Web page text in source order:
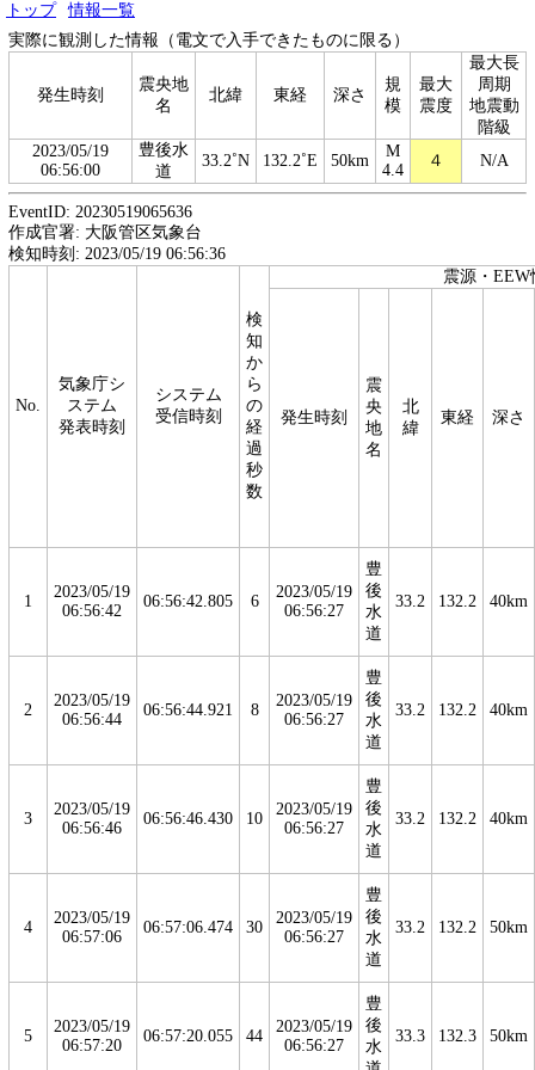
トップ
情報一覧
実際に観測した情報（電文で入手できたものに限る）
発生時刻
震央地
名
北緯 東経 深さ
規
模
最大
震度
最大長
周期
地震動
階級
2023/05/19
06:56:00
豊後水
道
33.2˚N 132.2˚E 50km
M
4.4
４ N/A
EventID: 20230519065636
作成官署: 大阪管区気象台
検知時刻: 2023/05/19 06:56:36
No.
気象庁シ
ステム
発表時刻
システム
受信時刻
検
知
か
ら
の
経
過
秒
数
震源・EEW
発生時刻
震
央
地
名
北
緯
東経 深さ
1
2023/05/19
06:56:42
06:56:42.805 6
2023/05/19
06:56:27
豊
後
水
道
33.2 132.2 40km
2
2023/05/19
06:56:44
06:56:44.921 8
2023/05/19
06:56:27
豊
後
水
道
33.2 132.2 40km
3
2023/05/19
06:56:46
06:56:46.430 10
2023/05/19
06:56:27
豊
後
水
道
33.2 132.2 40km
4
2023/05/19
06:57:06
06:57:06.474 30
2023/05/19
06:56:27
豊
後
水
道
33.2 132.2 50km
5
2023/05/19
06:57:20
06:57:20.055 44
2023/05/19
06:56:27
豊
後
水
33.3 132.3 50km